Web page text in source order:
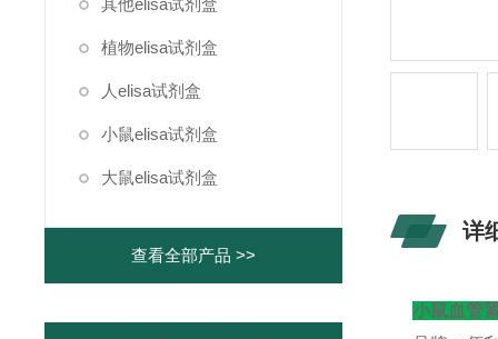
其他elisa试剂盒
植物elisa试剂盒
人elisa试剂盒
小鼠elisa试剂盒
大鼠elisa试剂盒
查看全部产品 >>
详
小鼠血管